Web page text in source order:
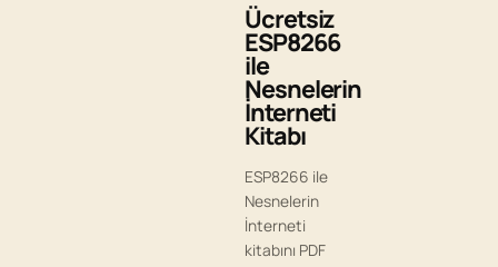
Ücretsiz
ESP8266
ile
Nesnelerin
İnterneti
Kitabı
ESP8266 ile
Nesnelerin
İnterneti
kitabını PDF